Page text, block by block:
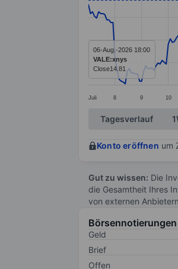
The chart has 1 X
The chart has 1 Y
Juli 8 9 10
06-Aug.-2026 18:00
VALE:xnys
Close14.81
End of interactive
Tagesverlauf
Konto eröffnen um
Gut zu wissen: Die
die Gesamtheit Ihres
von externen
Börsennotierungen
Geld
Brief
Offen